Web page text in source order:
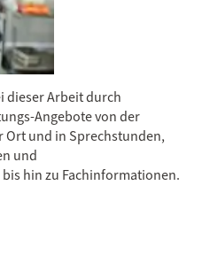
dieser Arbeit durch
Angebote von der
und in Sprechstunden,
und
hin zu Fachinformationen.